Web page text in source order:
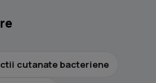
cutanate bacteriene